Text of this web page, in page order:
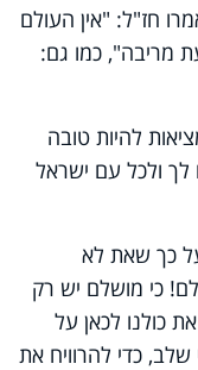
חז"ל: "אין העולם
מריבה", כמו גם:
להיות טובה
ולכל עם ישראל
כך שאת לא
כי מושלם יש רק
כולנו לכאן על
כדי להרוויח את